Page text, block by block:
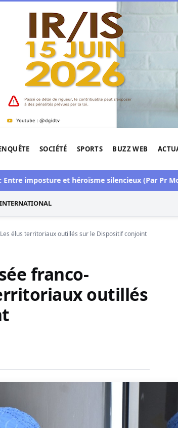
SOCIÉTÉ SPORTS BUZZ WEB
et héroïsme silencieux (Par Pr Moussa
INTERNATIONAL
élus territoriaux outillés sur le Dispositif conjoint
franco-
outillés